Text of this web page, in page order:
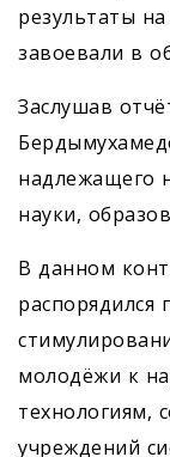
результаты
завоевали в
Заслушав
надлежащего
науки,
В данном
распорядился
молодёжи к
технологиям,
учреждений